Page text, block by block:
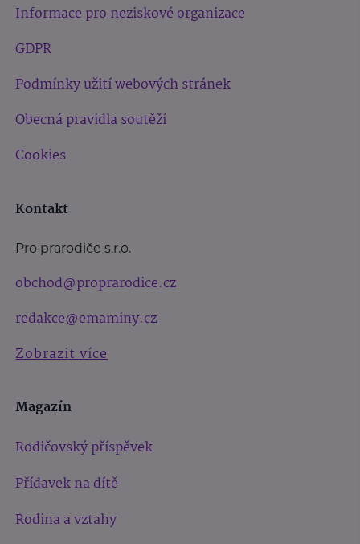
Informace pro neziskové organizace
GDPR
Podmínky užití webových stránek
Obecná pravidla soutěží
Cookies
Kontakt
Pro prarodiče s.r.o.
obchod@proprarodice.cz
redakce@emaminy.cz
Zobrazit více
Magazín
Rodičovský příspěvek
Přídavek na dítě
Rodina a vztahy